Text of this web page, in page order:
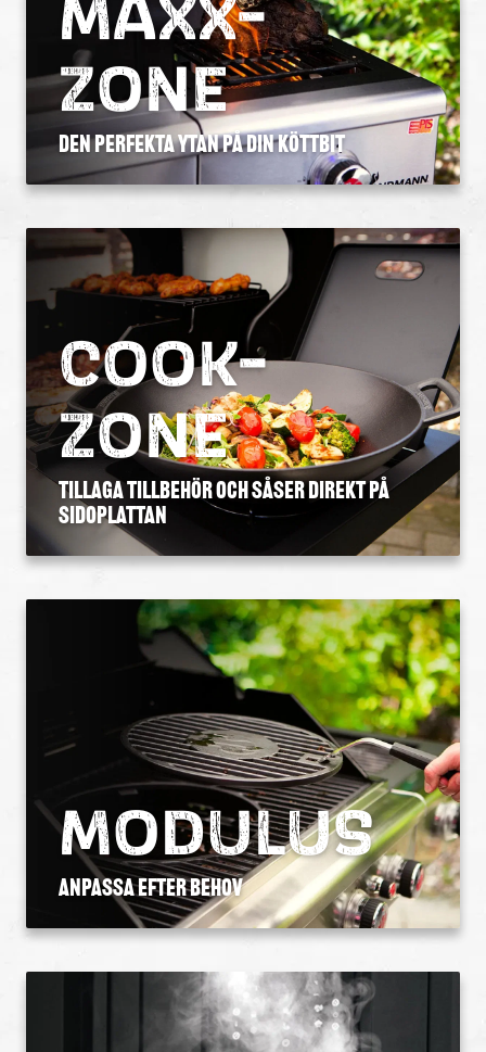
MAXX-
ZONE
DeN PERFEKTA YTAN PÅ DIN KÖTTBIT
COOK-
ZONE
Tillaga tillbehör OCH SÅSER direkt på
SIDOPLATTAN
MODULUS
ANPASSA EFTER BEHOV